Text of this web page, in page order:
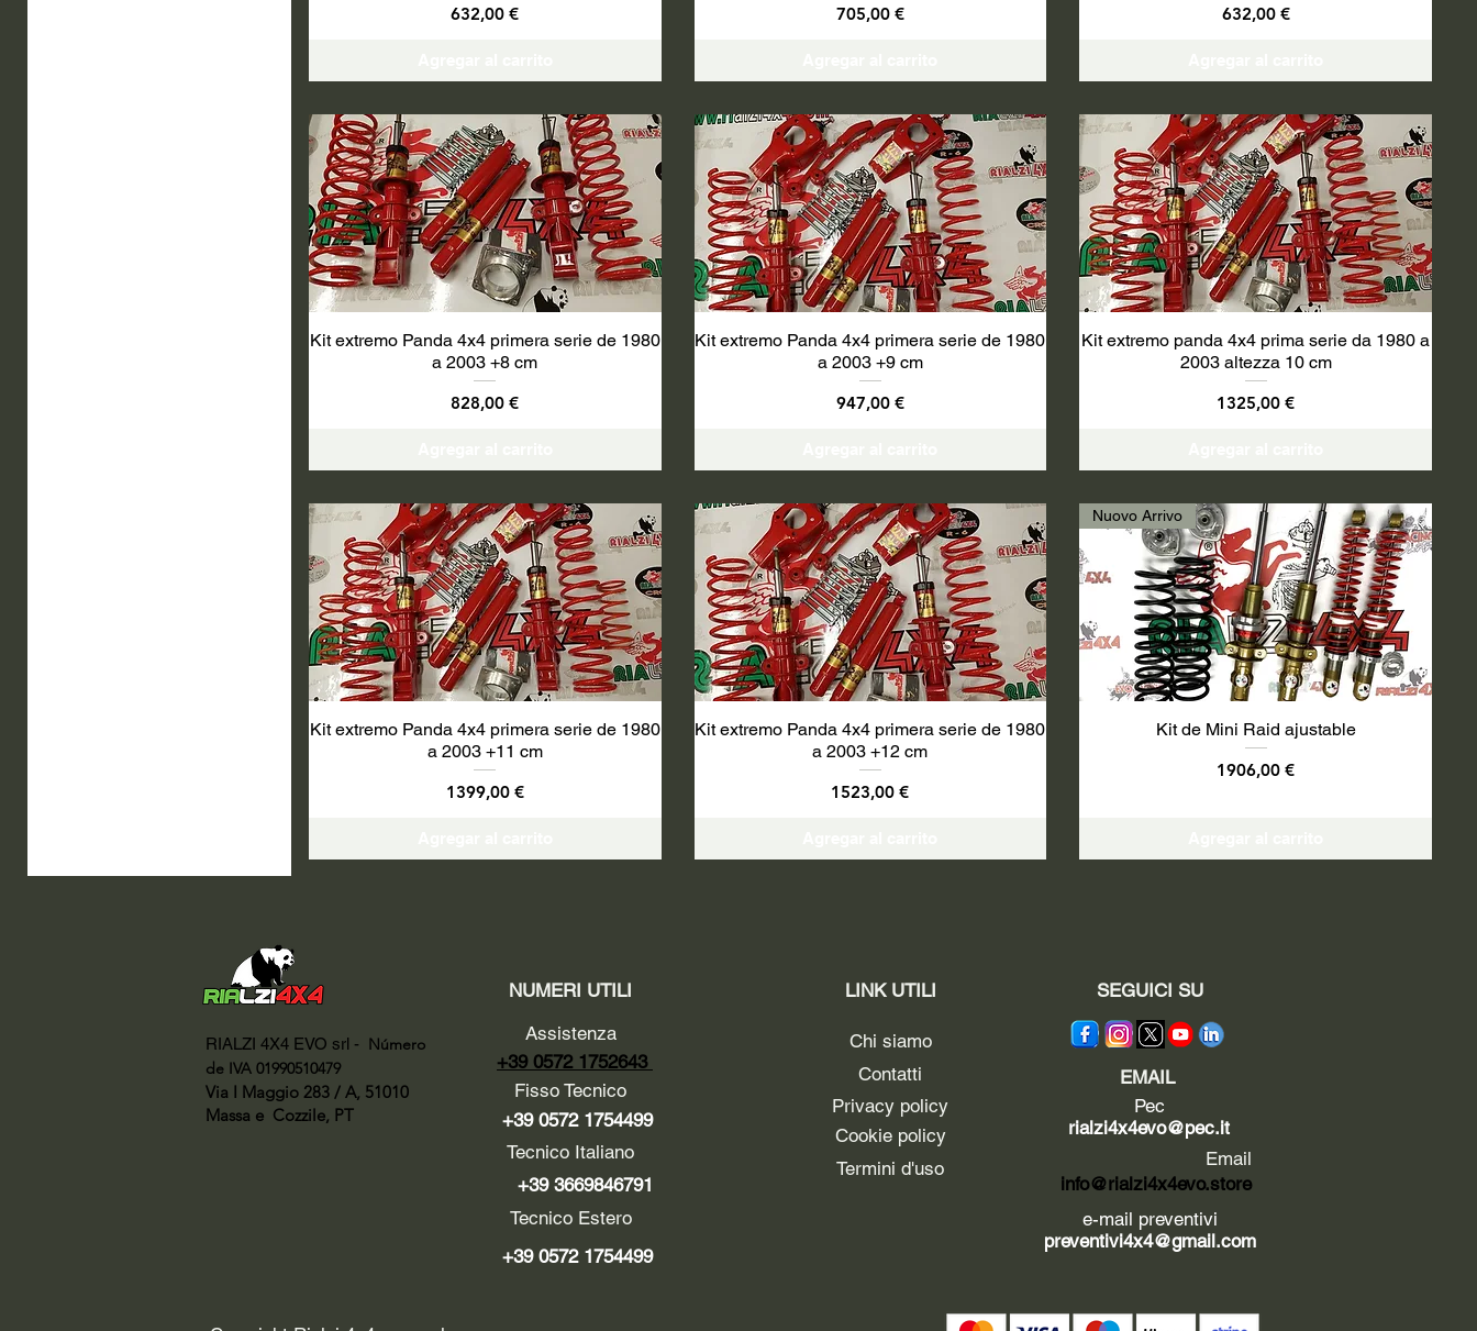
Precio
632,00 €
Precio
705,00 €
Precio
632,00 €
Kit extremo Panda 4x4 primera serie de 1980
a 2003 +8 cm
Precio
828,00 €
Kit extremo Panda 4x4 primera serie de 1980
a 2003 +9 cm
Precio
947,00 €
Kit extremo panda 4x4 prima serie da 1980 a
2003 altezza 10 cm
Precio
1325,00 €
Kit extremo Panda 4x4 primera serie de 1980
a 2003 +11 cm
Precio
1399,00 €
Kit extremo Panda 4x4 primera serie de 1980
a 2003 +12 cm
Precio
1523,00 €
Nuovo Arrivo
Kit de Mini Raid ajustable
Precio
1906,00 €
RIALZI 4X4 EVO srl - Número
de IVA 01990510479
Via I Maggio 283 / A, 51010
Massa e Cozzile, PT
NUMERI UTILI
Assistenza
+39 0572 1752643
Fisso Tecnico
+39 0572 1754499
Tecnico Italiano
+39 3669846791
Tecnico Estero
+39 0572 1754499
LINK UTILI
Chi siamo
Contatti
Privacy policy
Cookie policy
Termini d'uso
SEGUICI SU
EMAIL
Pec
rialzi4x4evo@pec.it
Email
info@rialzi4x4evo.store
e-mail preventivi
preventivi4x4@gmail.com